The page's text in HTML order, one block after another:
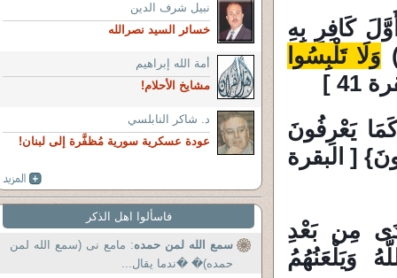
كَافِرٍ بِهِ
وَلَا تَلْبِسُوا
]
يَعْرِفُونَ
[ البقرة
مِن بَعْدِ
وَيَلْعَنُهُمُ
نبيل شرف الدين
خسائر السيد نصرالله
أمة الله إبراهيم
مشايخ الأحلام!
د. شاكر النابلسي
عودة عسكرية سورية مُظفَّرة إلى لبنان!
فاسألوا اهل الذكر
سمع الله لمن حمده: مامع نى (سمع الله لمن
حمده)� �ندما يقال...